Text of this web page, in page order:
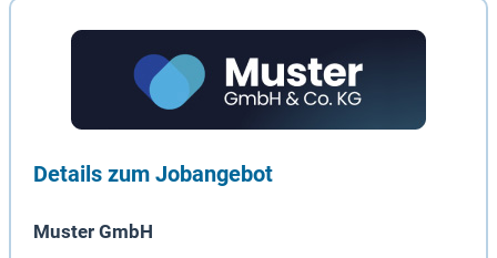
Details zum Jobangebot
Muster GmbH